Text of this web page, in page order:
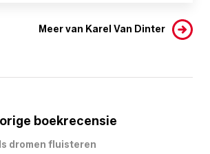
Meer van Karel Van Dinter
boekrecensie
dromen fluisteren